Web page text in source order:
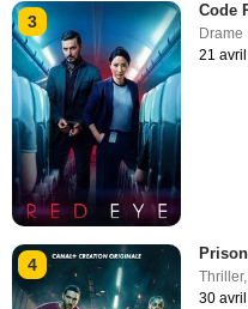
3
Code
Drame
21
4
Thriller
30